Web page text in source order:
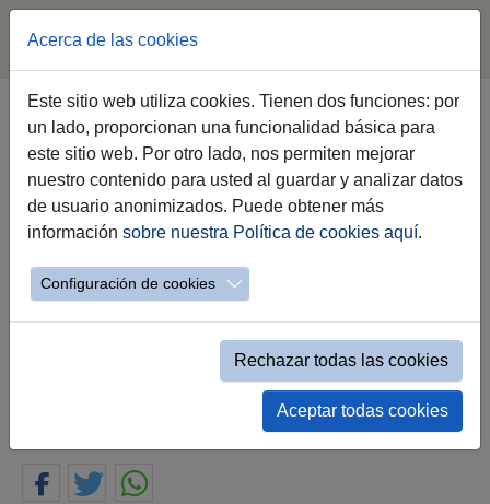
Saltar al contenido principal
Vinoble 2026 arranca con el
objetivo de consolidar a Jerez
como escaparate mundial de los
mejores vinos nobles
La alcaldesa destaca el “carácter
Acerca de las cookies
Este sitio web utiliza cookies. Tienen dos funciones: por
un lado, proporcionan una funcionalidad básica para
este sitio web. Por otro lado, nos permiten mejorar
nuestro contenido para usted al guardar y analizar datos
de usuario anonimizados. Puede obtener más
información sobre nuestra Política de cookies aquí.
Configuración de cookies
Rechazar todas las cookies
Aceptar todas cookies